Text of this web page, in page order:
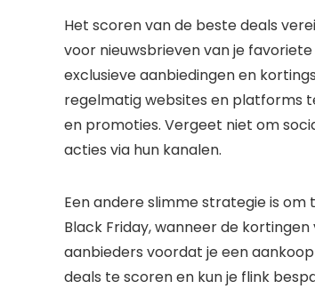
Het scoren van de beste deals
voor nieuwsbrieven van je
exclusieve aanbiedingen en
regelmatig websites en platforms
en promoties. Vergeet niet om
acties via hun kanalen.
Een andere slimme strategie is
Black Friday, wanneer de
aanbieders voordat je een
deals te scoren en kun je flink